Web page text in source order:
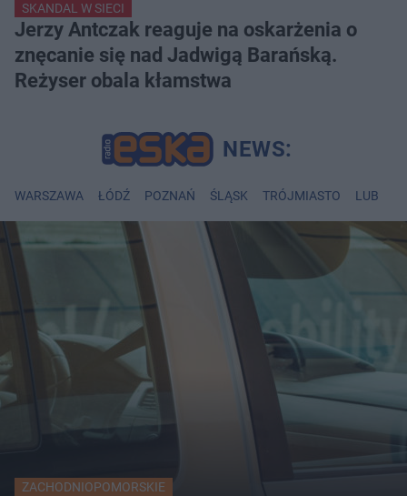
SKANDAL W SIECI
Jerzy Antczak reaguje na oskarżenia o
znęcanie się nad Jadwigą Barańską.
Reżyser obala kłamstwa
WARSZAWA ŁÓDŹ POZNAŃ ŚLĄSK TRÓJMIASTO LUBLIN
ZACHODNIOPOMORSKIE